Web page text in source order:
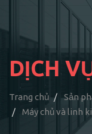
DỊCH
Trang chủ Sản
Máy chủ và linh